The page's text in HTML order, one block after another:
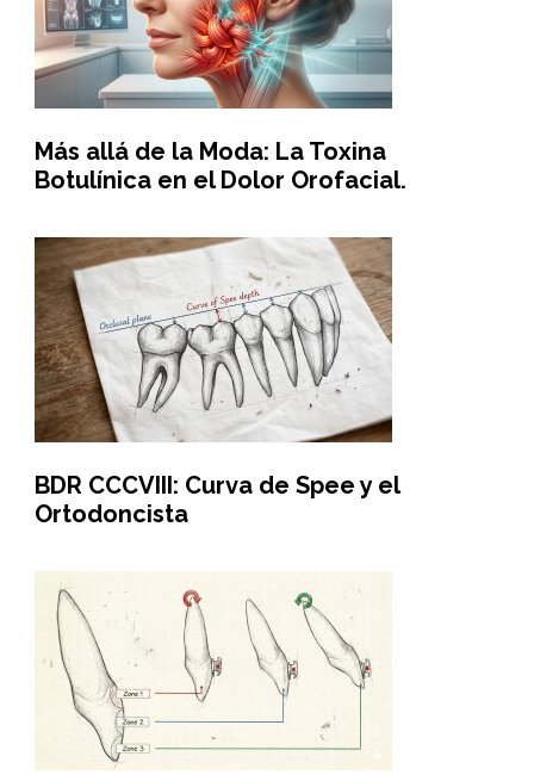
Más allá de la Moda: La Toxina
Botulínica en el Dolor Orofacial.
BDR CCCVIII: Curva de Spee y el
Ortodoncista